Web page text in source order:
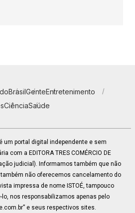
BrasilGenteEntretenimento
CiênciaSaúde
é um portal digital independente e sem
com a EDITORA TRES COMÉRCIO DE
judicial). Informamos também que não
não oferecemos cancelamento do
impressa de nome ISTOÉ, tampouco
nos responsabilizamos apenas pelo
e seus respectivos sites.